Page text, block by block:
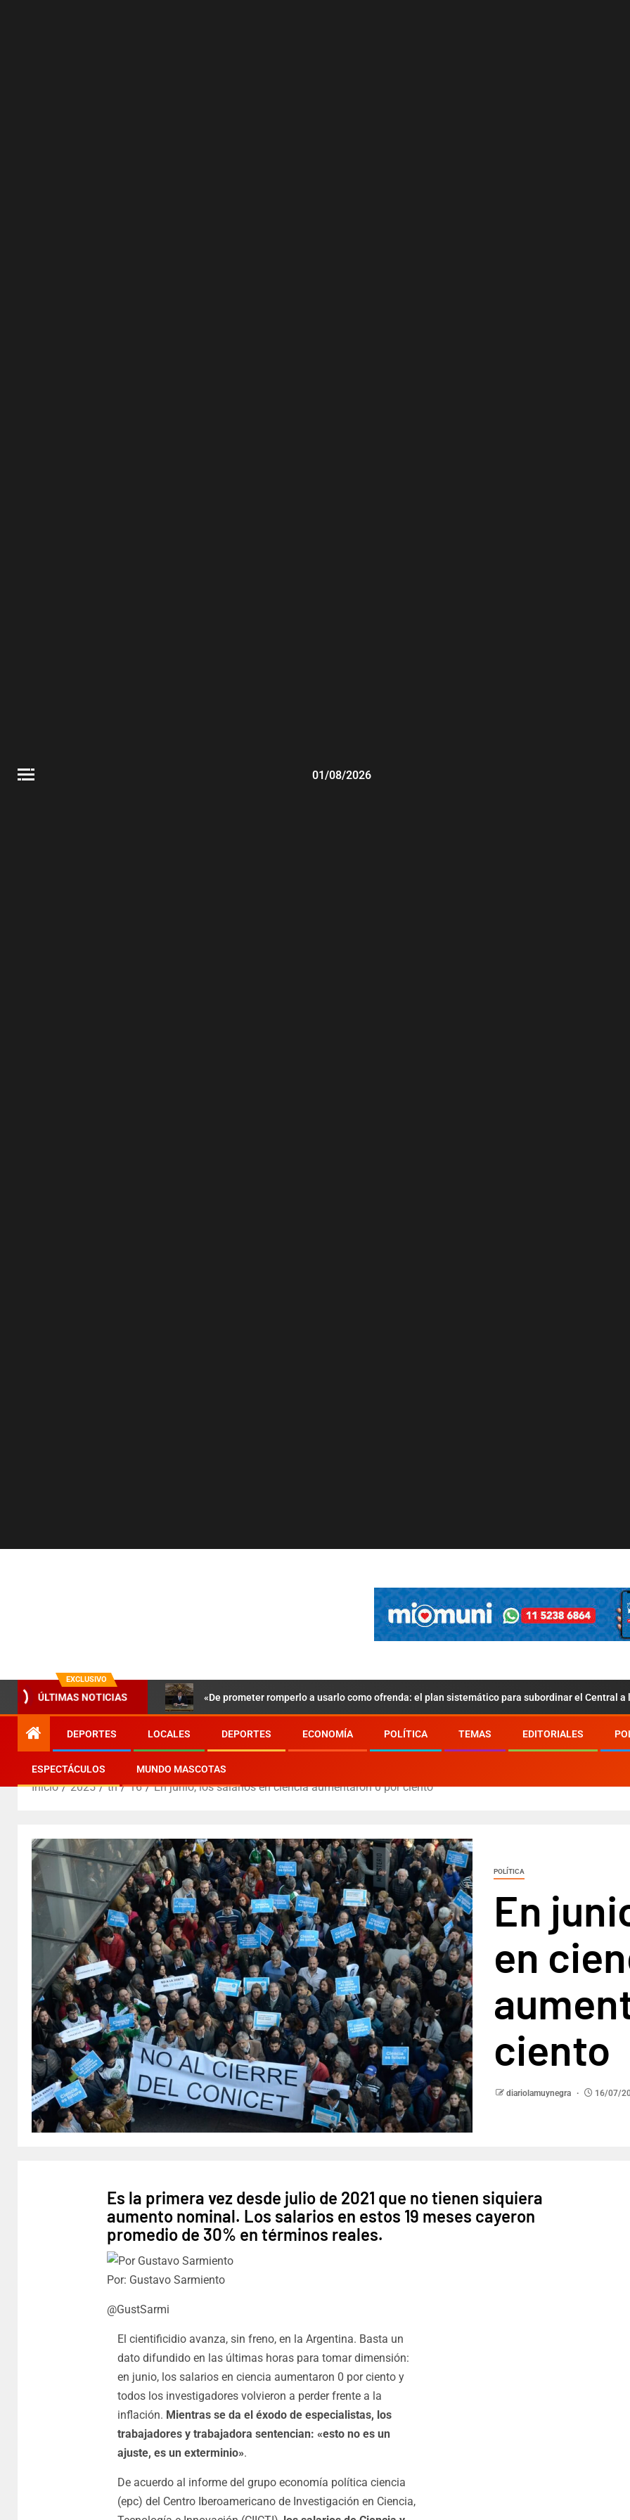
01/08/2026
EXCLUSIVO
ÚLTIMAS NOTICIAS «De prometer romperlo a usarlo como ofrenda: el plan sistemático para subordinar el Central a
DEPORTES LOCALES DEPORTES ECONOMÍA POLÍTICA TEMAS EDITORIALES
ESPECTÁCULOS MUNDO MASCOTAS
Inicio 2025 th 16 En junio, los salarios en ciencia aumentaron 0 por ciento
POLÍTICA
En
en
ciento
diariolamuynegra 16/07/
Es la primera vez desde julio de 2021 que no tienen siquiera
aumento nominal. Los salarios en estos 19 meses cayeron
promedio de 30% en términos reales.
Por: Gustavo Sarmiento
@GustSarmi
El cientificidio avanza, sin freno, en la Argentina. Basta un
dato difundido en las últimas horas para tomar dimensión:
en junio, los salarios en ciencia aumentaron 0 por ciento y
todos los investigadores volvieron a perder frente a la
inflación. Mientras se da el éxodo de especialistas, los
trabajadores y trabajadora sentencian: «esto no es un
ajuste, es un exterminio».
De acuerdo al informe del grupo economía política ciencia
(epc) del Centro Iberoamericano de Investigación en Ciencia,